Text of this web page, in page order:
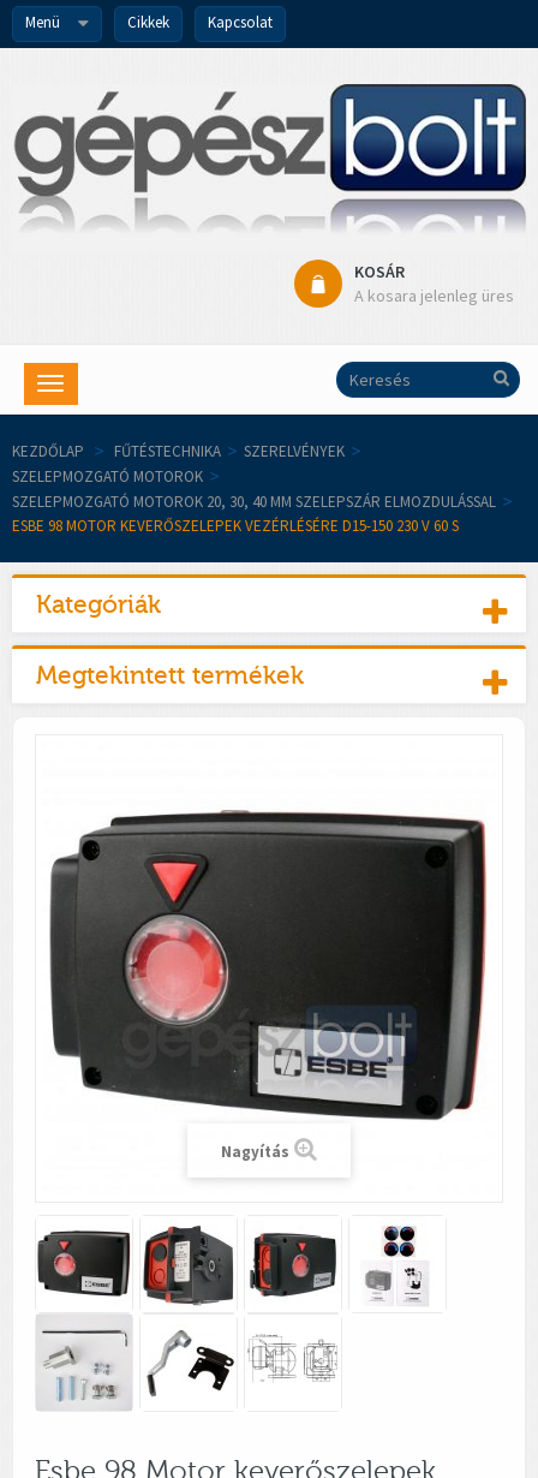
Menü Cikkek Kapcsolat
KOSÁR
A kosara jelenleg üres
Toggle
navigation
KEZDŐLAP > FŰTÉSTECHNIKA > SZERELVÉNYEK >
SZELEPMOZGATÓ MOTOROK >
SZELEPMOZGATÓ MOTOROK 20, 30, 40 MM SZELEPSZÁR ELMOZDULÁSSAL >
ESBE 98 MOTOR KEVERŐSZELEPEK VEZÉRLÉSÉRE D15-150 230 V 60 S
Kategóriák
Megtekintett termékek
Nagyítás
Esbe 98 Motor keverőszelepek